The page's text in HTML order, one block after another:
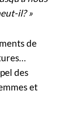
il? »
de
des
et